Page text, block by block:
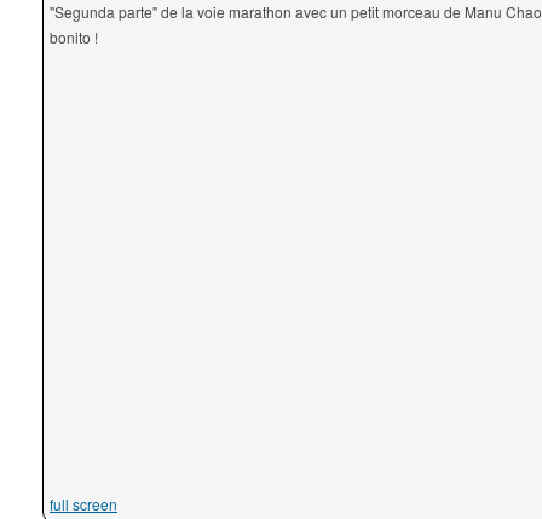
"Segunda parte" de la voie marathon avec un petit morceau de Manu
bonito !
full screen